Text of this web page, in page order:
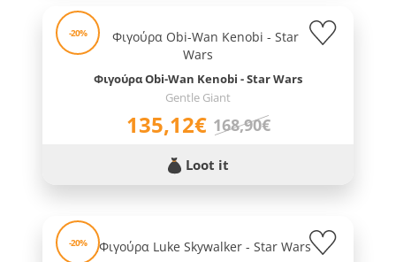
-20%
Φιγούρα Obi-Wan Kenobi - Star Wars
Gentle Giant
135,12€ 168,90€
Loot it
-20%